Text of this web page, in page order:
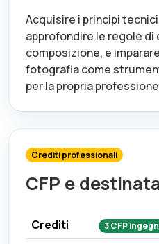
Acquisire i principi
approfondire le regole di
composizione, e
fotografia come
per la propria
Crediti professionali
CFP e
Crediti 3CFP